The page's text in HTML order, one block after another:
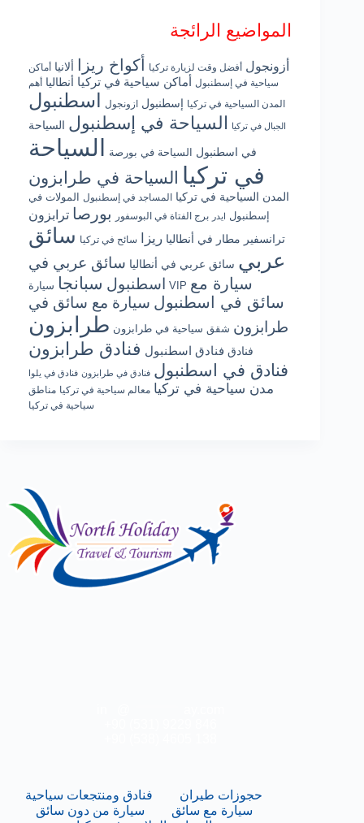
المواضيع الرائجة
أزونجول أفضل وقت لزيارة تركيا أكواخ ريزا ألانيا أماكن
سياحية في إسطنبول أماكن سياحية في تركيا أنطاليا أهم
المدن السياحية في تركيا إسطنبول ازونجول اسطنبول
الجبال في تركيا السياحة في إسطنبول السياحة
في اسطنبول السياحة في بورصة
السياحة
في تركيا السياحة في طرابزون
المدن السياحية في تركيا المساجد في إسطنبول
المولات في
إسطنبول ايدر برج الفتاة في البوسفور بورصا ترابزون
ترانسفير مطار في أنطاليا ريزا سائح في تركيا سائق
عربي سائق عربي في أنطاليا سائق عربي في
اسطنبول سبانجا سيارة VIP سيارة مع
سائق في اسطنبول سيارة مع سائق في
طرابزون شقق سياحية في طرابزون طرابزون
فنادق فنادق اسطنبول فنادق طرابزون
فنادق في اسطنبول فنادق في طرابزون فنادق في يلوا
مدن سياحية في تركيا معالم سياحية في تركيا مناطق
سياحية في تركيا
حجوزات طيران
فنادق ومنتجعات سياحية
سيارة مع سائق
سيارة من دون سائق